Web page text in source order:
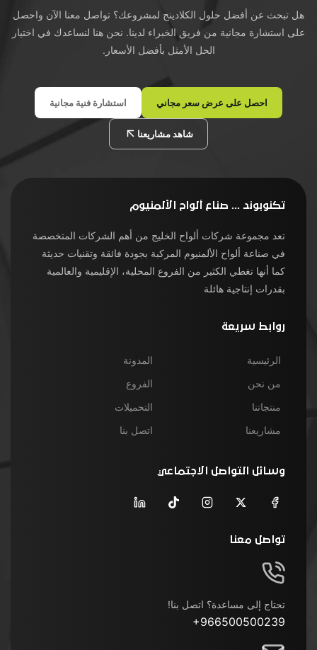
هل تبحث عن أفضل حلول الكلادينج لمشروعك؟ تواصل معنا الآن واحصل
على استشارة مجانية من فريق الخبراء لدينا. نحن هنا لنساعدك في اختيار
الحل الأمثل بأفضل الأسعار.
احصل على عرض سعر مجاني استشارة فنية مجانية
شاهد مشاريعنا
تكنوبوند ... صناع ألواح الألمنيوم
تعد مجموعة شركات ألواح الخليج من أهم الشركات المتخصصة
في صناعة ألواح الألمنيوم المركبة بجودة فائقة وتقنيات حديثة
كما أنها تغطي الكثير من الفروع المحلية، الإقليمية والعالمية
بقدرات إنتاجية هائلة
روابط سريعة
الرئيسية
من نحن
منتجاتنا
مشاريعنا
المدونة
الفروع
التحميلات
اتصل بنا
وسائل التواصل الاجتماعي
تواصل معنا
تحتاج إلى مساعدة؟ اتصل بنا!
+966500500239